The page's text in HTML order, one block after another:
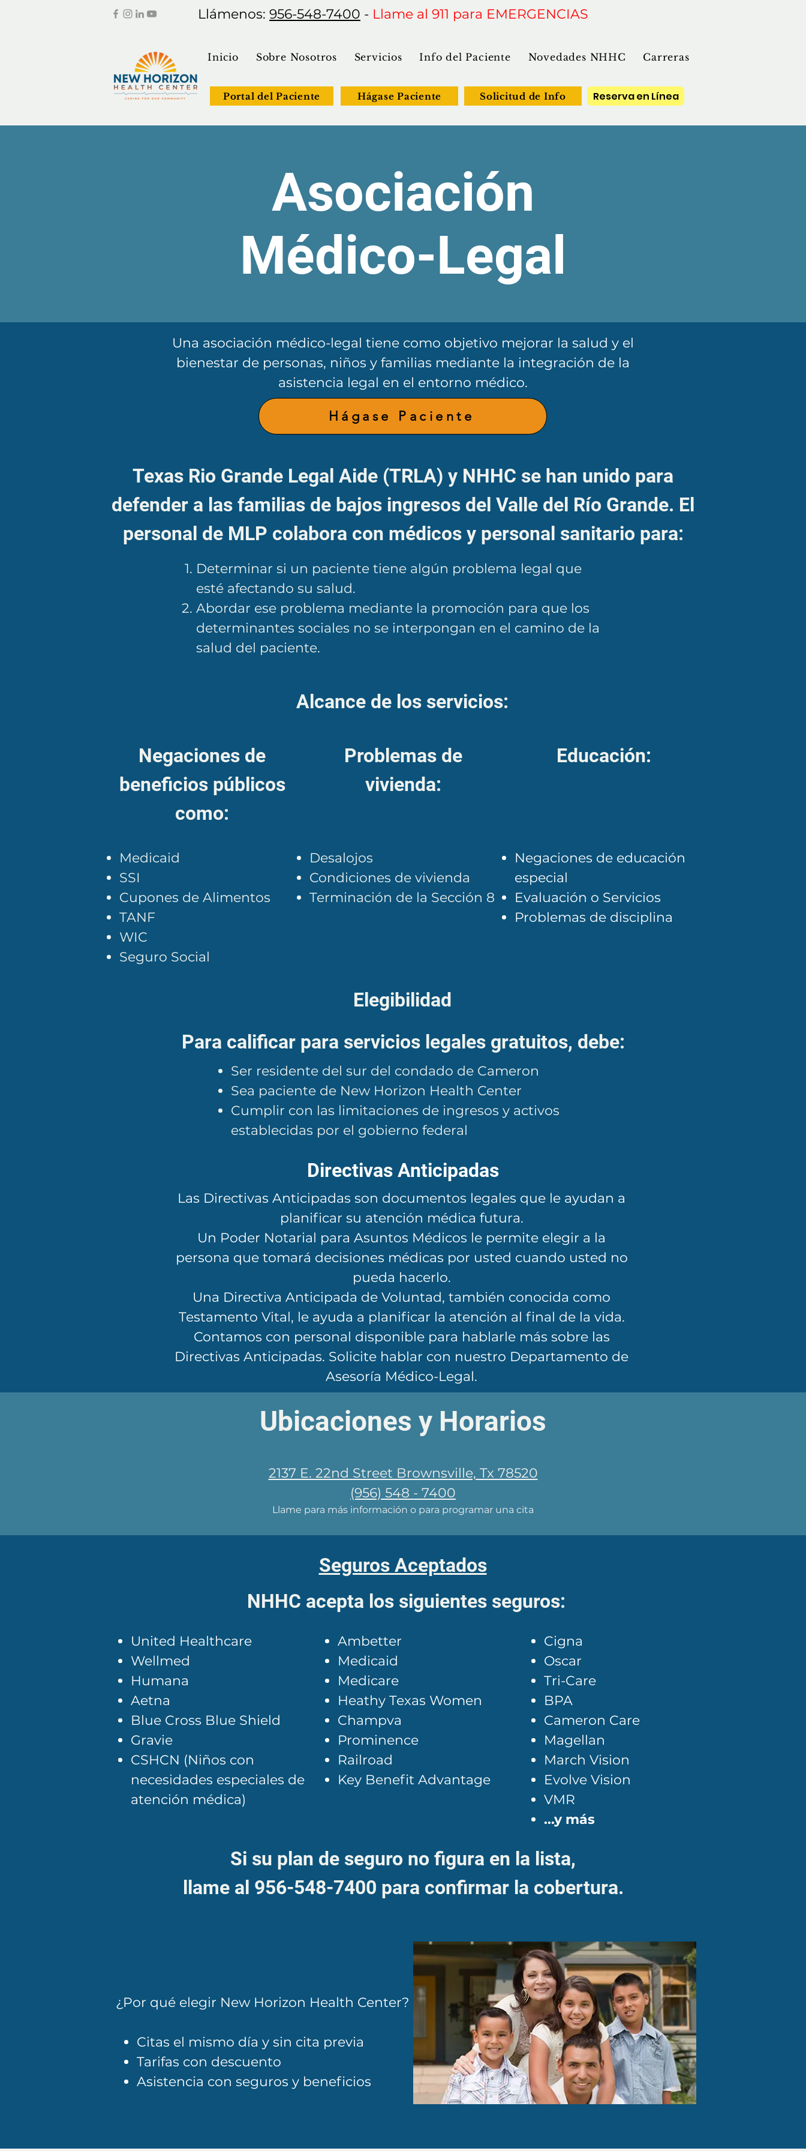
Llámenos: 956-548-7400 - Llame al 911 para EMERGENCIAS
Inicio Sobre Nosotros Servicios Info del Paciente Novedades NHHC Carreras
Portal del Paciente Hágase Paciente Solicitud de Info Reserva en Línea
​Asociación
Médico-Legal
​Una asociación médico-legal tiene como objetivo mejorar la salud y el
bienestar de personas, niños y familias mediante la integración de la
asistencia legal en el entorno médico.
Hágase Paciente
Texas Rio Grande Legal Aide (TRLA) y NHHC se han unido para
defender a las familias de bajos ingresos del Valle del Río Grande. El
personal de MLP colabora con médicos y personal sanitario para:
​Determinar si un paciente tiene algún problema legal que
esté afectando su salud.
Abordar ese problema mediante la promoción para que los
determinantes sociales no se interpongan en el camino de la
salud del paciente.
​Alcance de los servicios:
Negaciones de
beneficios públicos
como:
​Problemas de
vivienda:
Educación:
Medicaid
SSI
Cupones de Alimentos
TANF
WIC
Seguro Social
​Desalojos
Condiciones de vivienda
Terminación de la Sección 8
​Negaciones de educación
especial
Evaluación o Servicios
Problemas de disciplina
Elegibilidad
​Para calificar para servicios legales gratuitos, debe:
​Ser residente del sur del condado de Cameron
Sea paciente de New Horizon Health Center
Cumplir con las limitaciones de ingresos y activos
establecidas por el gobierno federal
Directivas Anticipadas
Las Directivas Anticipadas son documentos legales que le ayudan a
planificar su atención médica futura.
Un Poder Notarial para Asuntos Médicos le permite elegir a la
persona que tomará decisiones médicas por usted cuando usted no
pueda hacerlo.
Una Directiva Anticipada de Voluntad, también conocida como
Testamento Vital, le ayuda a planificar la atención al final de la vida.
Contamos con personal disponible para hablarle más sobre las
Directivas Anticipadas. Solicite hablar con nuestro Departamento de
Asesoría Médico-Legal.
​Ubicaciones y Horarios
2137 E. 22nd Street Brownsville, Tx 78520
(956) 548 - 7400
Llame para más información o para programar una cita
Seguros Aceptados
NHHC acepta los siguientes seguros:
United Healthcare
Wellmed
Humana
Aetna
Blue Cross Blue Shield
Gravie
CSHCN (Niños con
necesidades especiales de
atención médica)
Ambetter
Medicaid
Medicare
Heathy Texas Women
Champva
Prominence
Railroad
Key Benefit Advantage
Cigna
Oscar
Tri-Care
BPA
Cameron Care
Magellan
March Vision
Evolve Vision
VMR
...y más
Si su plan de seguro no figura en la lista,
llame al 956-548-7400 para confirmar la cobertura.
¿Por qué elegir New Horizon Health Center?
Citas el mismo día y sin cita previa
Tarifas con descuento
Asistencia con seguros y beneficios